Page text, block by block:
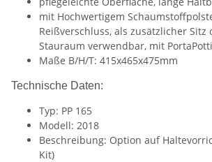
mit Hochwertigem
Reißverschluss, als zusätzlicher Sitz
Stauraum verwendbar, mit
Maße B/H/T: 415x465x475mm
Technische Daten:
Typ: PP 165
Modell: 2018
Beschreibung: Option auf
Kit)